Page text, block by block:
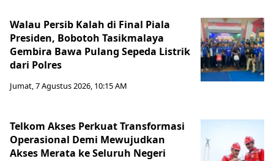
Walau Persib Kalah di Final Piala
Presiden, Bobotoh Tasikmalaya
Gembira Bawa Pulang Sepeda Listrik
dari Polres
Jumat, 7 Agustus 2026, 10:15 AM
Telkom Akses Perkuat Transformasi
Operasional Demi Mewujudkan
Akses Merata ke Seluruh Negeri